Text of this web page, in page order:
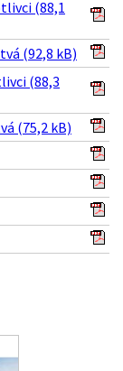
(88,1
(92,8 kB)
(88,3
(75,2 kB)